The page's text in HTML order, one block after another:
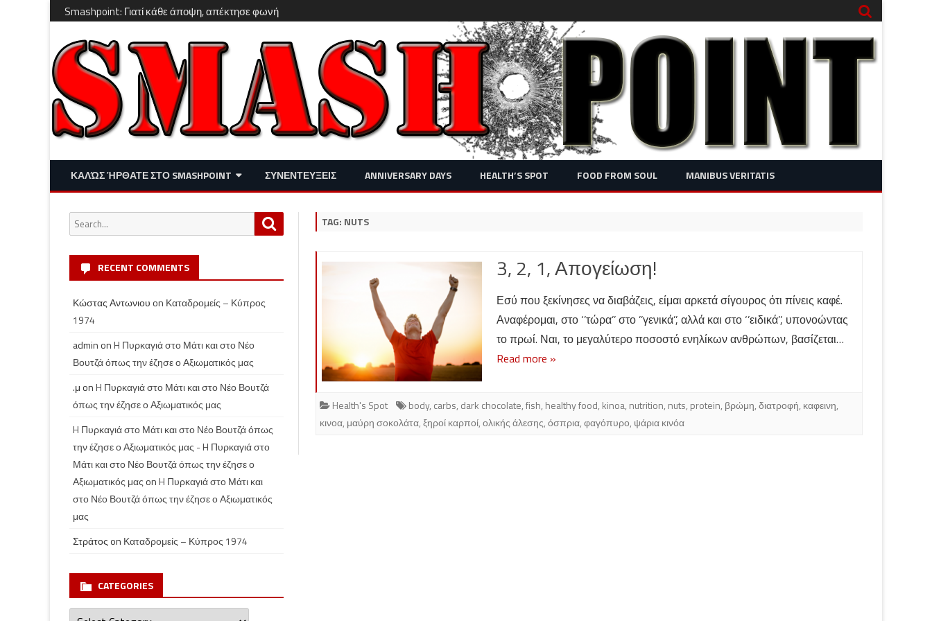
Smashpoint: Γιατί κάθε άποψη, απέκτησε φωνή
Skip
content
ΚΑΛΏΣ ΉΡΘΑΤΕ ΣΤΟ SMASHPOINT
ΔΙΑΣΚΈΔΑΣΗ – LIFESTYLE
ΣΥΝΕΝΤΕΥΞΕΙΣ ANNIVERSARY DAYS HEALTH’S SPOT FOOD FROM SOUL MANIBUS VERITATIS
TAG: NUTS
3, 2, 1, Απογείωση!
Εσύ που ξεκίνησες να διαβάζεις, είμαι αρκετά σίγουρος ότι πίνεις καφέ.
Αναφέρομαι, στο ‘’τώρα’’ στο ’’γενικά’’, αλλά και στο ‘’ειδικά’’, υπονοώντας
το πρωί. Ναι, το μεγαλύτερο ποσοστό ενηλίκων ανθρώπων, βασίζεται…
Read more »
Health's Spot body, carbs, dark chocolate,fish, healthy food, kinoa, nutrition, nuts, protein, βρώμη,διατροφή, καφεινη,
κινοα, μαύρη σοκολάτα,ξηροί καρποί,ολικής άλεσης,όσπρια,φαγόπυρο, ψάρια κινόα
Search
for:
RECENT COMMENTS
Κώστας Αντωνιου on Καταδρομείς – Κύπρος
1974
admin onH Πυρκαγιά στο Μάτι και στο Νέο
Βουτζά όπως την έζησε ο Αξιωματικός μας
.μ onH Πυρκαγιά στο Μάτι και στο Νέο Βουτζά
όπως την έζησε ο Αξιωματικός μας
H Πυρκαγιά στο Μάτι και στο Νέο Βουτζά όπως
την έζησε ο Αξιωματικός μας - H Πυρκαγιά στο
Μάτι και στο Νέο Βουτζά όπως την έζησε ο
Αξιωματικός μας onH Πυρκαγιά στο Μάτι και
στο Νέο Βουτζά όπως την έζησε ο Αξιωματικός
μας
Στράτος on Καταδρομείς – Κύπρος 1974
CATEGORIES
Categories